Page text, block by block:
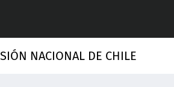
NACIONAL DE CHILE